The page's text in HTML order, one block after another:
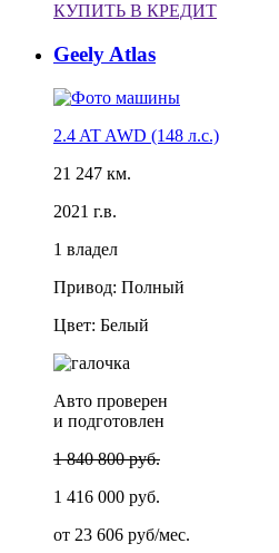
КУПИТЬ В КРЕДИТ
Geely Atlas
2.4 AT AWD (148 л.с.)
21 247 км.
2021 г.в.
1 владел
Привод: Полный
Цвет: Белый
Авто проверен
и подготовлен
1 840 800 руб.
1 416 000 руб.
от 23 606 руб/мес.